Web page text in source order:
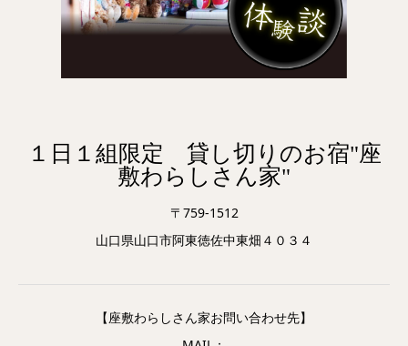
１日１組限定 貸し切りのお宿"座
敷わらしさん家"
〒759-1512
山口県山口市阿東徳佐中東畑４０３４
【座敷わらしさん家お問い合わせ先】